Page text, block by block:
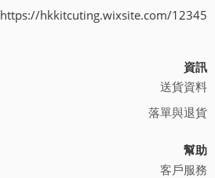
https://hkkitcuting.wixsite.com/12345
資訊
送貨資料
落單與退貨
幫助
客戶服務